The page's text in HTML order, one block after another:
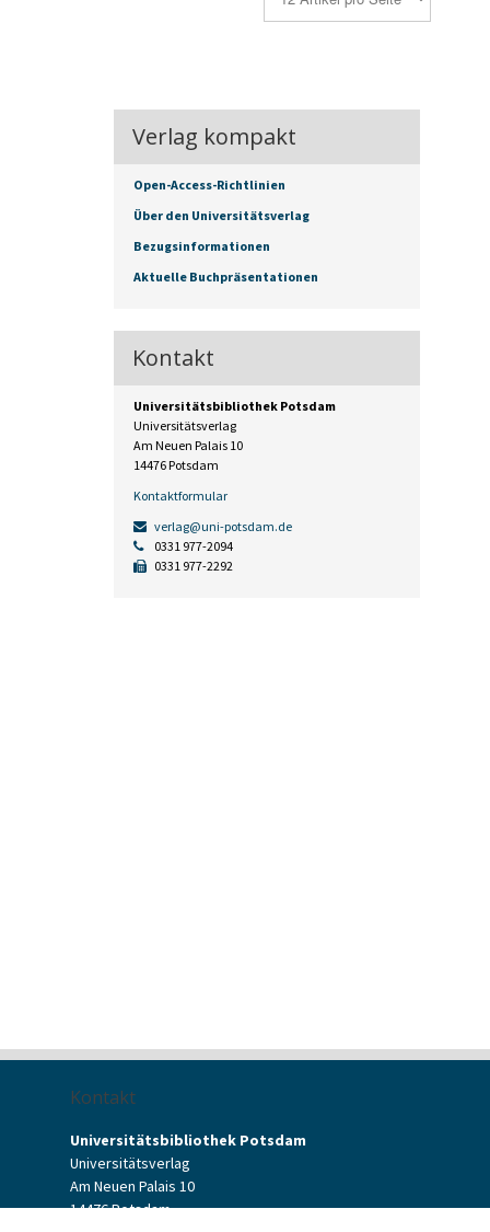
Verlag kompakt
Open-Access-Richtlinien
Über den Universitätsverlag
Bezugsinformationen
Aktuelle Buchpräsentationen
Kontakt
Universitätsbibliothek Potsdam
Universitätsverlag
Am Neuen Palais 10
14476 Potsdam
Kontaktformular
verlag@uni-potsdam.de
0331 977-2094
0331 977-2292
Kontakt
Universitätsbibliothek Potsdam
Universitätsverlag
Am Neuen Palais 10
14476 Potsdam